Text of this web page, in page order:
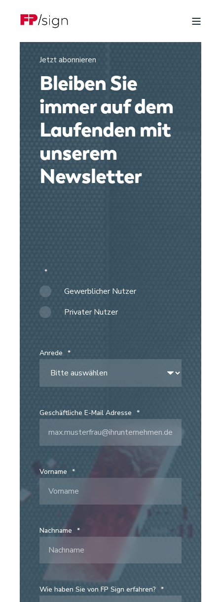
Jetzt abonnieren
Bleiben Sie
immer auf dem
Laufenden mit
unserem
Newsletter
*
Gewerblicher Nutzer
Privater Nutzer
Anrede *
Geschäftliche E-Mail Adresse *
Vorname *
Nachname *
Wie haben Sie von FP Sign erfahren? *